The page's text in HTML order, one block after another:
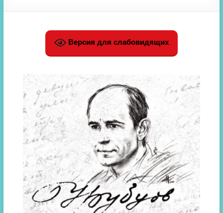
Версия для слабовидящих